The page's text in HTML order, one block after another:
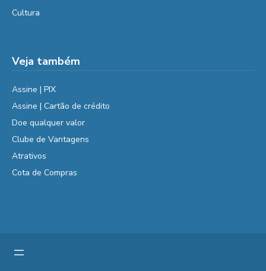
Cultura
Veja também
Assine | PIX
Assine | Cartão de crédito
Doe qualquer valor
Clube de Vantagens
Atrativos
Cota de Compras